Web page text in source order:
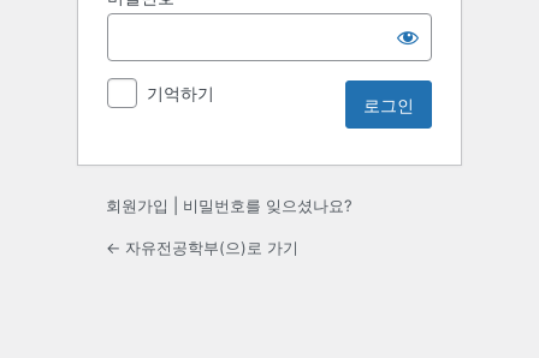
기억하기
회원가입 비밀번호를 잊으셨나요?
← 자유전공학부(으)로 가기